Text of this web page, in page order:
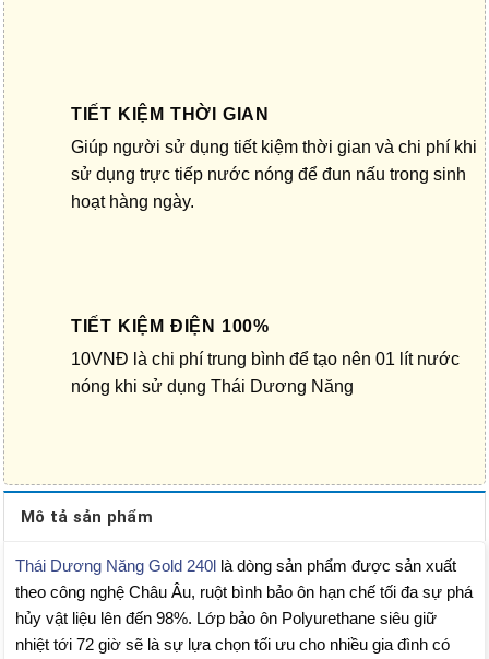
TIẾT KIỆM THỜI GIAN
Giúp người sử dụng tiết kiệm thời gian và chi phí khi
sử dụng trực tiếp nước nóng để đun nấu trong sinh
hoạt hàng ngày.
TIẾT KIỆM ĐIỆN 100%
10VNĐ là chi phí trung bình để tạo nên 01 lít nước
nóng khi sử dụng Thái Dương Năng
Mô tả sản phẩm
Thái Dương Năng Gold 240llà dòng sản phẩm được sản xuất
theo công nghệ Châu Âu, ruột bình bảo ôn hạn chế tối đa sự phá
hủy vật liệu lên đến 98%. Lớp bảo ôn Polyurethane siêu giữ
nhiệt tới 72 giờ sẽ là sự lựa chọn tối ưu cho nhiều gia đình có